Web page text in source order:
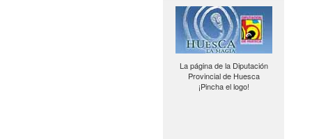
La página de la Diputación
Provincial de Huesca
¡Pincha el logo!